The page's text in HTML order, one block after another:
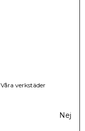
Våra verkstäder
Nej